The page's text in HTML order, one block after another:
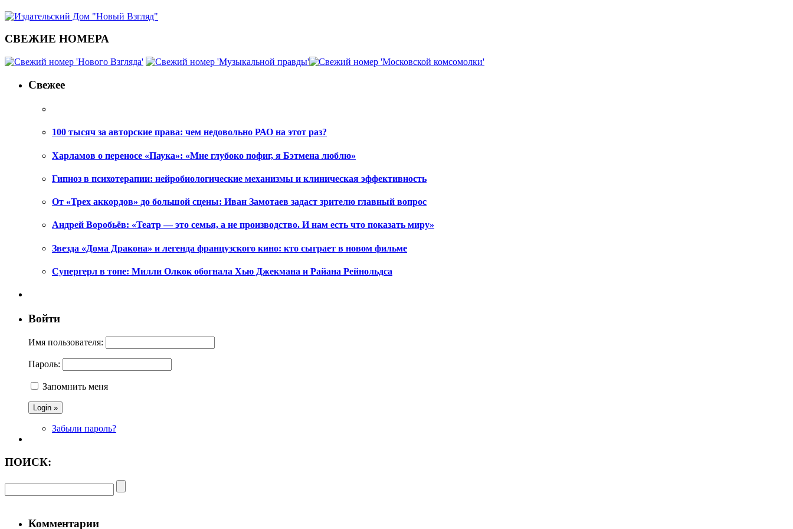
СВЕЖИЕ НОМЕРА
Свежее
100 тысяч за авторские права: чем недовольно РАО на этот раз?
Харламов о переносе «Паука»: «Мне глубоко пофиг, я Бэтмена люблю»
Гипноз в психотерапии: нейробиологические механизмы и клиническая эффективность
От «Трех аккордов» до большой сцены: Иван Замотаев задаст зрителю главный вопрос
Андрей Воробьёв: «Театр — это семья, а не производство. И нам есть что показать миру»
Звезда «Дома Дракона» и легенда французского кино: кто сыграет в новом фильме
Супергерл в топе: Милли Олкок обогнала Хью Джекмана и Райана Рейнольдса
Войти
Имя пользователя:
Пароль:
Запомнить меня
Забыли пароль?
ПОИСК:
Комментарии